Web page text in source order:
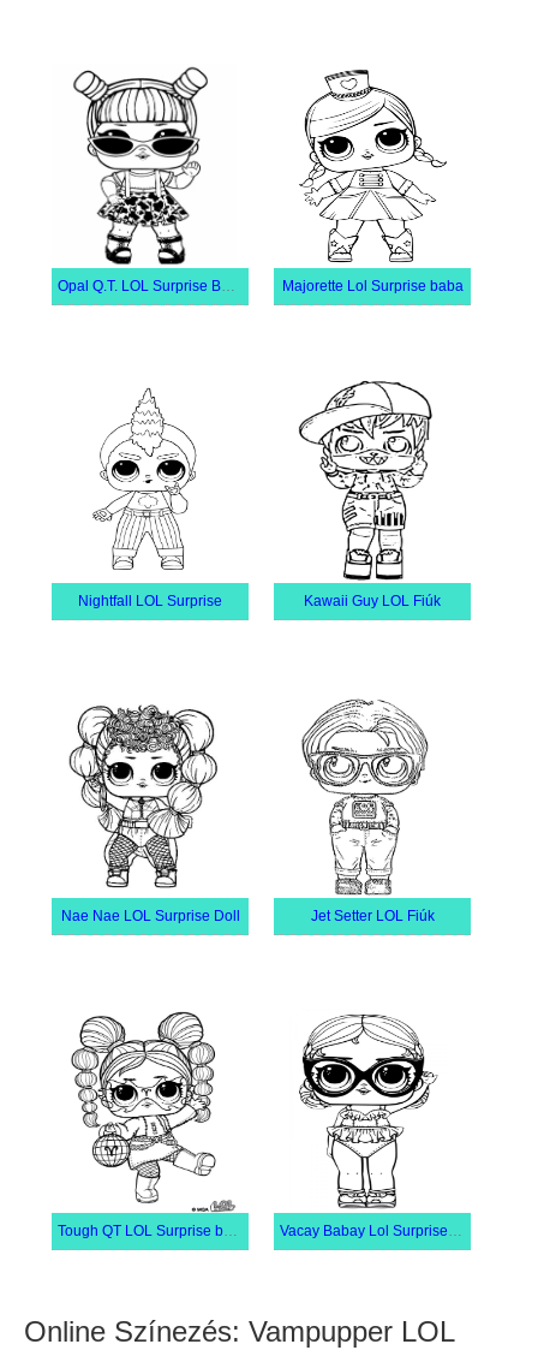
Opal Q.T. LOL Surprise Baba Majorette Lol Surprise baba
Nightfall LOL Surprise Kawaii Guy LOL Fiúk
Nae Nae LOL Surprise Doll Jet Setter LOL Fiúk
Tough QT LOL Surprise baba Vacay Babay Lol Surprise baba
Online Színezés: Vampupper LOL